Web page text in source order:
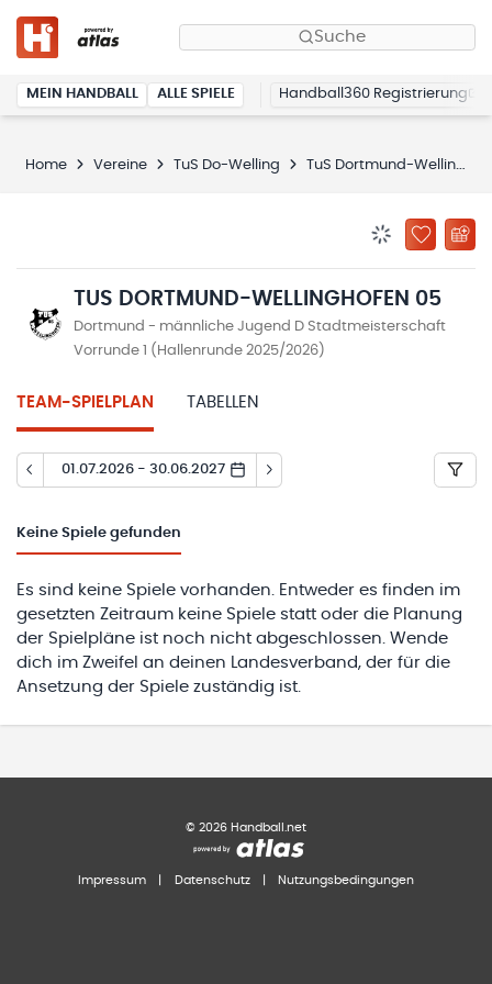
Suche
MEIN HANDBALL ALLE SPIELE Handball360 Registrierung
Home Vereine TuS Do-Welling TuS Dortmund-Wellinghofen 05
ZU
TUS DORTMUND-WELLINGHOFEN 05
Dortmund - männliche Jugend D Stadtmeisterschaft
Vorrunde 1 (Hallenrunde 2025/2026)
TEAM-SPIELPLAN TABELLEN
01.07.2026 - 30.06.2027
Keine Spiele gefunden
Es sind keine Spiele vorhanden. Entweder es finden im
gesetzten Zeitraum keine Spiele statt oder die Planung
der Spielpläne ist noch nicht abgeschlossen. Wende
dich im Zweifel an deinen Landesverband, der für die
Ansetzung der Spiele zuständig ist.
© 2026 Handball.net
Impressum Datenschutz Nutzungsbedingungen